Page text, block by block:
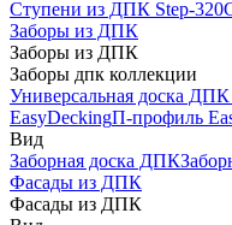
Ступени из ДПК Step-320
Заборы из ДПК
Заборы из ДПК
Заборы дпк коллекции
Универсальная доска
EasyDeckingП-профиль
Вид
Заборная доска ДПК
Фасады из ДПК
Фасады из ДПК